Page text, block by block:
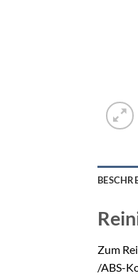
Zum
/ABS-